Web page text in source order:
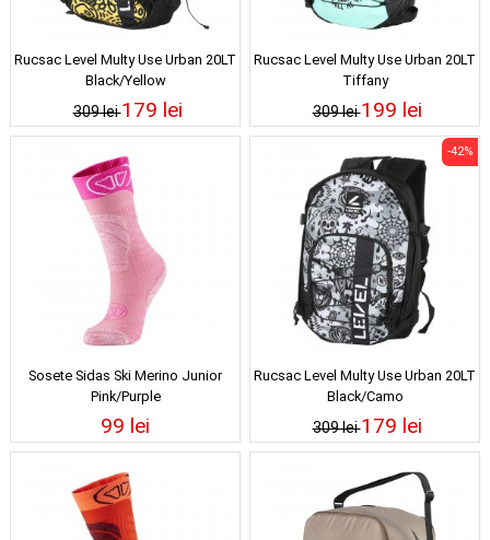
Rucsac Level Multy Use Urban 20LT
Black/Yellow
309 lei179 lei
Rucsac Level Multy Use Urban 20LT
Tiffany
309 lei199 lei
Sosete Sidas Ski Merino Junior
Pink/Purple
99 lei
Rucsac Level Multy Use Urban 20LT
Black/Camo
309 lei
-42%
179 lei